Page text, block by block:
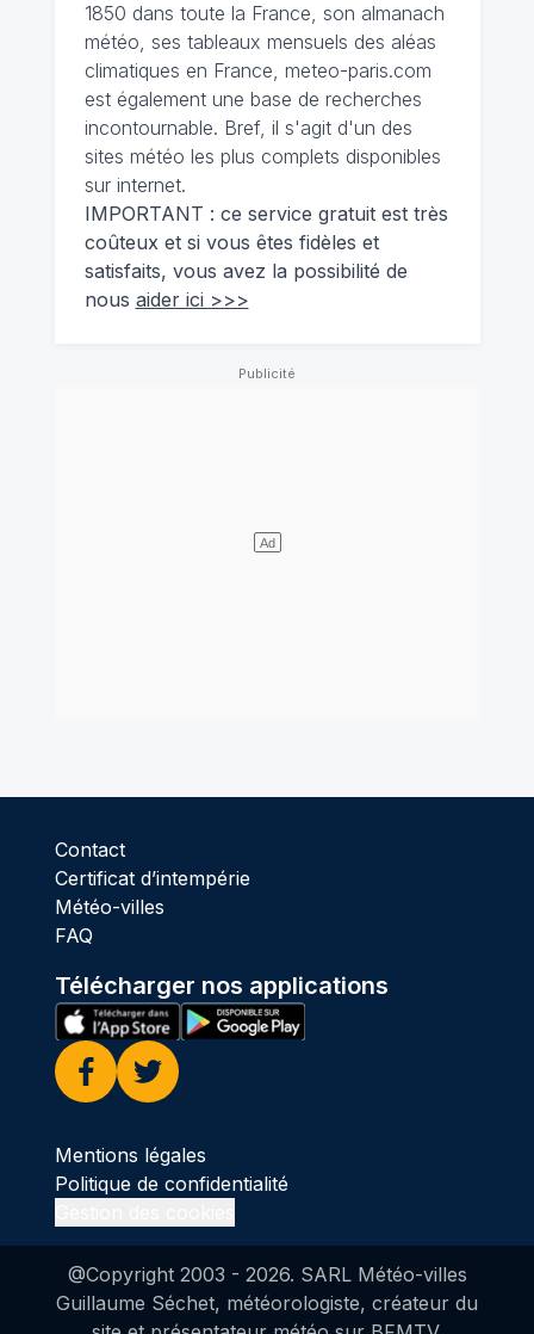
1850 dans toute la France, son almanach
météo, ses tableaux mensuels des aléas
climatiques en France, meteo-paris.com
est également une base de recherches
incontournable. Bref, il s'agit d'un des
sites météo les plus complets disponibles
sur internet.
IMPORTANT : ce service gratuit est très
coûteux et si vous êtes fidèles et
satisfaits, vous avez la possibilité de
nous aider ici >>>
Contact
Certificat d’intempérie
Météo-villes
FAQ
Télécharger nos applications
Facebook
Twitter
Mentions légales
Politique de confidentialité
@Copyright 2003 - 2026. SARL Météo-villes
Guillaume Séchet, météorologiste, créateur du